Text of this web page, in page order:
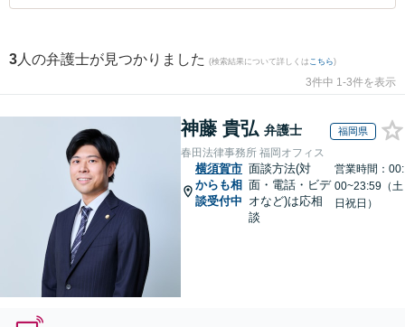
3 人の弁護士が見つかりました (検索結果について詳しくは こちら)
3件中 1-3件を表示
神藤 貴弘 弁護士 福岡県
春田法律事務所 福岡オフィス
横須賀市
からも相
談受付中
面談方法(対
面・電話・ビデ
オなど)は応相
談
営業時間：00:
00~23:59（土
日祝日）